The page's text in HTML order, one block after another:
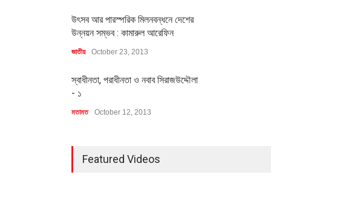
উৎসব আর পারস্পরিক মিলনবন্ধনে দেশের
উন্নয়ন সম্ভব : কামারুল আরেফিন
জাতীয় October 23, 2013
স্বাধীনতা, পরাধীনতা ও নবাব সিরাজউদ্দৌলা
- ১
মতামত October 12, 2013
Featured Videos